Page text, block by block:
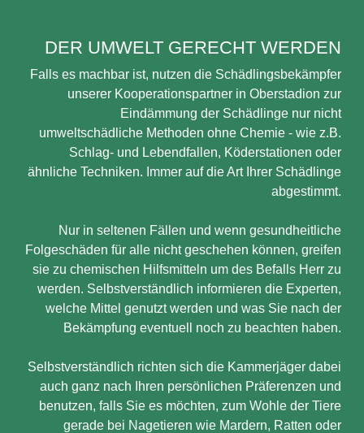
DER UMWELT GERECHT WERDEN
Falls es machbar ist, nutzen die Schädlingsbekämpfer
unserer Kooperationspartner in Oberstadion zur
Eindämmung der Schädlinge nur nicht
umweltschädliche Methoden ohne Chemie - wie z.B.
Schlag- und Lebendfallen, Köderstationen oder
ähnliche Techniken. Immer auf die Art Ihrer Schädlinge
abgestimmt.
Nur in seltenen Fällen und wenn gesundheitliche
Folgeschäden für alle nicht geschehen können, greifen
sie zu chemischen Hilfsmitteln um des Befalls Herr zu
werden. Selbstverständlich informieren die Experten,
welche Mittel genutzt werden und was Sie nach der
Bekämpfung eventuell noch zu beachten haben.
Selbstverständlich richten sich die Kammerjäger dabei
auch ganz nach Ihren persönlichen Präferenzen und
benutzen, falls Sie es möchten, zum Wohle der Tiere
gerade bei Nagetieren wie Mardern, Ratten oder